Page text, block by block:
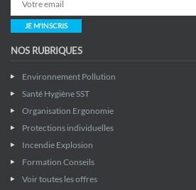
JE M'INSCRIS
NOS RUBRIQUES
Environnement Pollution
Santé Hygiène SST
Organisation Ergonomie
Protections individuelles
Incendie Explosion
Formation Conseils
Voir toutes les offres